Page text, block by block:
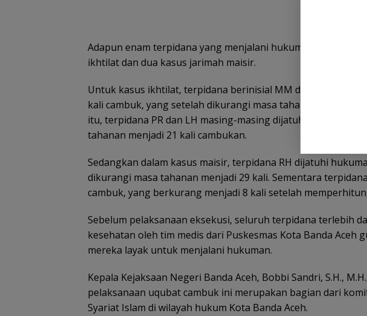
Adapun enam terpidana yang menjalani hukuman cambuk
ikhtilat dan dua kasus jarimah maisir.
Untuk kasus ikhtilat, terpidana berinisial MM dan M masing-
kali cambuk, yang setelah dikurangi masa tahanan menjadi
itu, terpidana PR dan LH masing-masing dijatuhi hukuman 25
tahanan menjadi 21 kali cambukan.
Sedangkan dalam kasus maisir, terpidana RH dijatuhi
dikurangi masa tahanan menjadi 29 kali. Sementara
cambuk, yang berkurang menjadi 8 kali setelah
Sebelum pelaksanaan eksekusi, seluruh terpidana terlebih
kesehatan oleh tim medis dari Puskesmas Kota Banda Aceh
mereka layak untuk menjalani hukuman.
Kepala Kejaksaan Negeri Banda Aceh, Bobbi Sandri, S.H.,
pelaksanaan uqubat cambuk ini merupakan bagian dari
Syariat Islam di wilayah hukum Kota Banda Aceh.